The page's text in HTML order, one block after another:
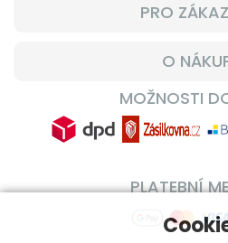
PRO
O
MOŽNOSTI
PLATEBNÍ